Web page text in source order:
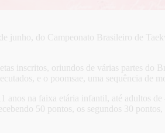
do Campeonato Brasileiro de
inscritos, oriundos de várias partes
e o poomsae, uma sequência de
na faixa etária infantil, até adultos
50 pontos, os segundos 30